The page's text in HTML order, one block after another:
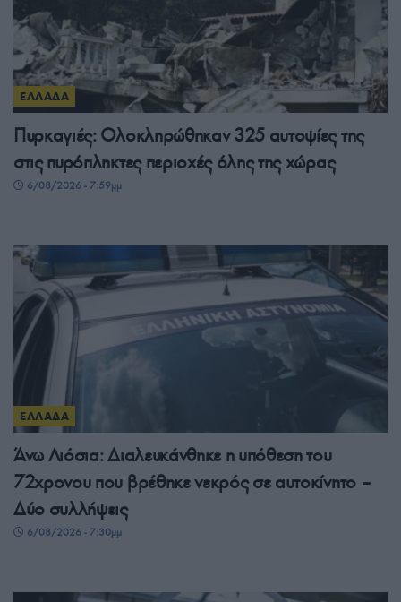
ΕΛΛΑΔΑ
Πυρκαγιές: Ολοκληρώθηκαν 325 αυτοψίες της
στις πυρόπληκτες περιοχές όλης της χώρας
6/08/2026 - 7:59μμ
ΕΛΛΑΔΑ
Άνω Λιόσια: Διαλευκάνθηκε η υπόθεση του
72χρονου που βρέθηκε νεκρός σε αυτοκίνητο –
Δύο συλλήψεις
6/08/2026 - 7:30μμ